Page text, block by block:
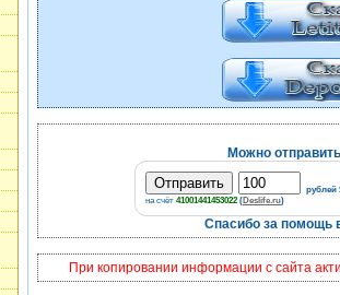
Можно
рублей
на счёт 41001441453022 (Deslife.ru)
Спасибо за помощь
При копировании информации с сайта